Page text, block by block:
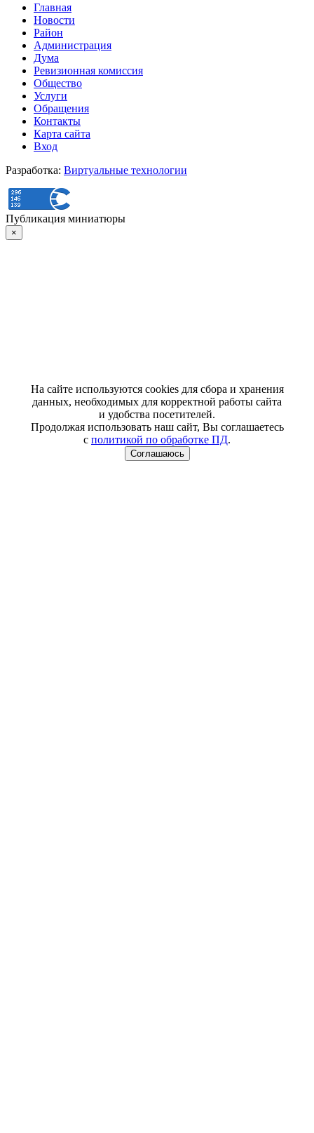
Главная
Новости
Район
Администрация
Дума
Ревизионная комиссия
Общество
Услуги
Обращения
Контакты
Карта сайта
Вход
Разработка: Виртуальные технологии
Публикация миниатюры
×
На сайте используются cookies для сбора и хранения
данных, необходимых для корректной работы сайта
и удобства посетителей.
Продолжая использовать наш сайт, Вы соглашаетесь
с политикой по обработке ПД.
Соглашаюсь